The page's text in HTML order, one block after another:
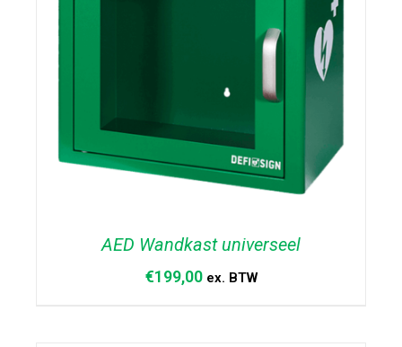
AED Wandkast universeel
€199,00 ex. BTW